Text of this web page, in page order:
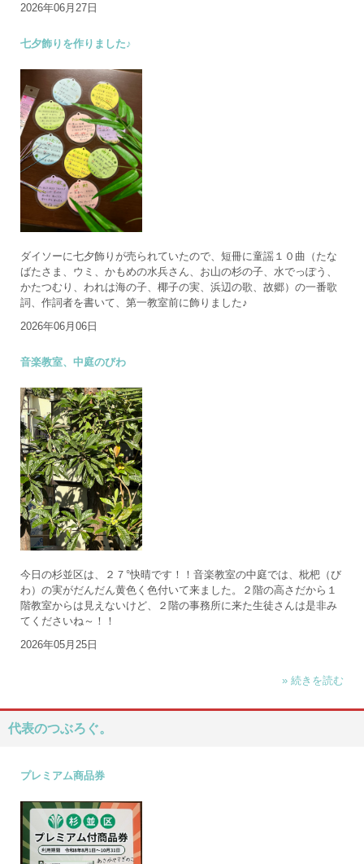
2026年06月27日
七夕飾りを作りました♪
ダイソーに七夕飾りが売られていたので、短冊に童謡１０曲（たな
ばたさま、ウミ、かもめの水兵さん、お山の杉の子、水でっぽう、
かたつむり、われは海の子、椰子の実、浜辺の歌、故郷）の一番歌
詞、作詞者を書いて、第一教室前に飾りました♪
2026年06月06日
音楽教室、中庭のびわ
今日の杉並区は、２７°快晴です！！音楽教室の中庭では、枇杷（び
わ）の実がだんだん黄色く色付いて来ました。２階の高さだから１
階教室からは見えないけど、２階の事務所に来た生徒さんは是非み
てくださいね～！！
2026年05月25日
» 続きを読む
代表のつぶろぐ。
プレミアム商品券